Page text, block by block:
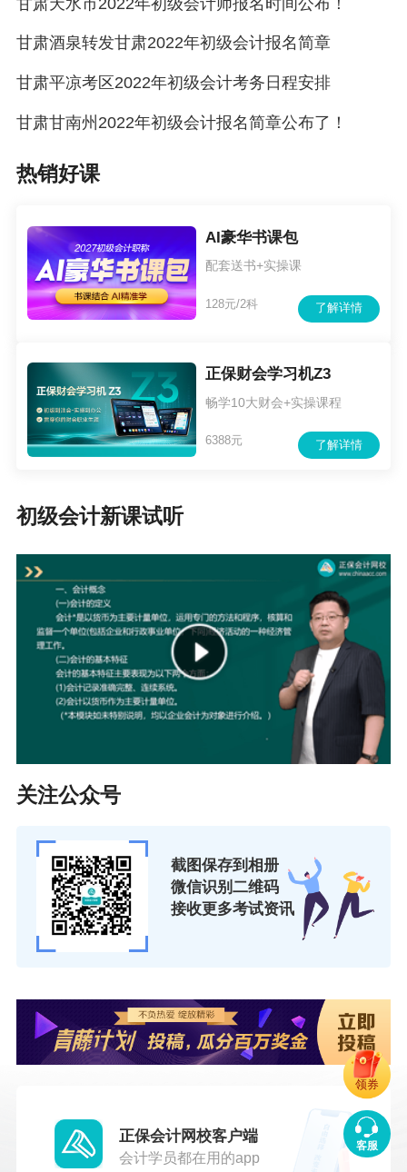
记“银行存款”等科目，按每股股票面值和发行股份
总额的乘积计算的金额，贷记“股本”科目，实际收
到的金额与该股本之间的差额，贷记“资本公积
股份有限公司发行股票发生的手续费、佣金
（股本溢价）。
（二）接受非现金资产投资
企业接受固定资产、无形资产等非现金资产
允的除外）作为固定资产、无形资产的入账价
值，按投资合同或协议约定的投资者在企业注册
资本或股本中所占份额的部分作为实收资本或股
除外）超过投资者在企业注册资本或股本中所占
（三）实收资本（或股本）变动
企业按规定接受投资者追加投资时，核算原
则与投资者初次投入时相同。
企业采用资本公积或盈余公积转增资本时，
应按转增的资本金额确认实收资本或股本。用资
本公积转增资本时，借记“资本公积——资本溢价
（或股本溢价）”科目，贷记“实收资本” （或“股
本”）科目。用盈余公积转增资本时，借记“盈余公
积”科目，贷记“实收资本”（或“股本”）科目。用资
本公积或盈余公积转增资本时，应按原投资者各
自出资比例计算确定各投资者相应增加的出资
额。
按减少的注册资本金额减少实收资本。股份有限
公司采用收购本公司股票方式减资的，按股票面
值和注销股数计算的股票面值总额，借记“股本”科
目，按注销库存股的账面余额，贷记“库存股”科
目，按其差额，借记“资本公积——股本溢价”科
目。股本溢价不足冲减的，应贷记“盈余公
甘肃酒泉转发甘肃2022年初级会计报名简章
甘肃平凉考区2022年初级会计考务日程安排
甘肃甘南州2022年初级会计报名简章公布了！
热销好课
AI豪华书课包
配套送书+实操课
了解详情
128元/2科
正保财会学习机Z3
畅学10大财会+实操课程
了解详情
6388元
初级会计新课试听
关注公众号
截图保存到相册
微信识别二维码
接收更多考试资讯
正保会计网校客户端
会计学员都在用的app
客服
领券